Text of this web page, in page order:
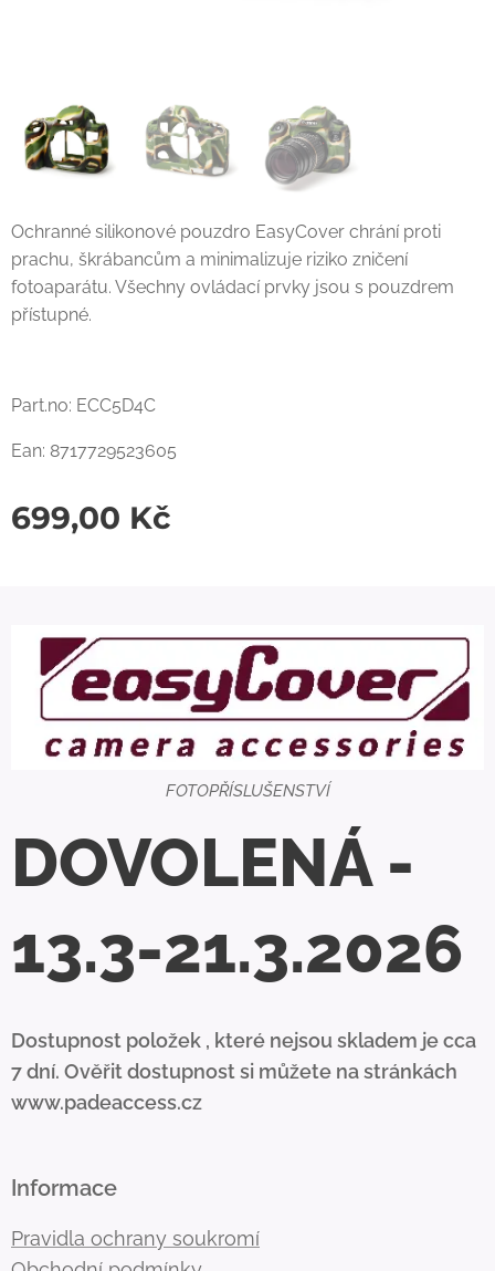
Ochranné silikonové pouzdro EasyCover chrání proti
prachu, škrábancům a minimalizuje riziko zničení
fotoaparátu. Všechny ovládací prvky jsou s pouzdrem
přístupné.
Part.no: ECC5D4C
Ean: 8717729523605
699,00 Kč
FOTOPŘÍSLUŠENSTVÍ
DOVOLENÁ -
13.3-21.3.2026
Dostupnost položek , které nejsou skladem je cca
7 dní. Ověřit dostupnost si můžete na stránkách
www.padeaccess.cz
Informace
Pravidla ochrany soukromí